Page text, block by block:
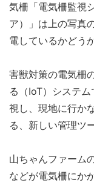
気柵「電気柵監視
ア）」は上の写真
電しているかどう
害獣対策の電気柵
る（IoT）システ
視し、現地に行か
る、新しい管理ツ
山ちゃんファーム
などが電気柵にか